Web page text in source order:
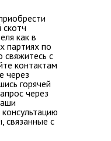
как в
партиях по
свяжитесь с
контактам
через
горячей
через
связанные с